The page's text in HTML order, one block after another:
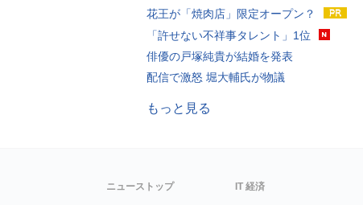
花王が「焼肉店」限定オープン？
「許せない不祥事タレント」1位
俳優の戸塚純貴が結婚を発表
配信で激怒 堀大輔氏が物議
もっと見る
ニューストップ IT 経済